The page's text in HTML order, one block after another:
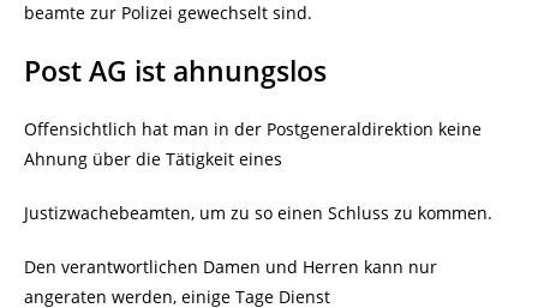
beamte zur Polizei gewechselt sind.
Post AG ist ahnungslos
Offensichtlich hat man in der Postgeneraldirektion keine
Ahnung über die Tätigkeit eines
Justizwachebeamten, um zu so einen Schluss zu kommen.
Den verantwortlichen Damen und Herren kann nur
angeraten werden, einige Tage Dienst